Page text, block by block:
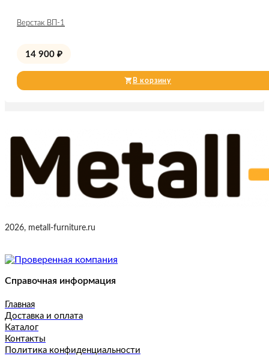
Верстак ВП-1
14 900 ₽
В корзину
2026, metall-furniture.ru
Справочная информация
Главная
Доставка и оплата
Каталог
Контакты
Политика конфиденциальности